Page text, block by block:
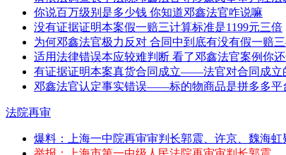
你说百万级别是多少钱 你知道邓鑫法官咋说嘛
没有证据证明本案假一赔三计算标准是1199元三倍
为何邓鑫法官极力反对 合同中到底有没有假一赔
适用法律错误本应较难判断 看了邓鑫法官案例你
有证据证明本案真货合同成立——法官对合同成立
邓鑫法官认定事实错误——标的物商品是拼多多平
法院再审
爆料：上海一中院再审审判长郭震、许京、魏海虹